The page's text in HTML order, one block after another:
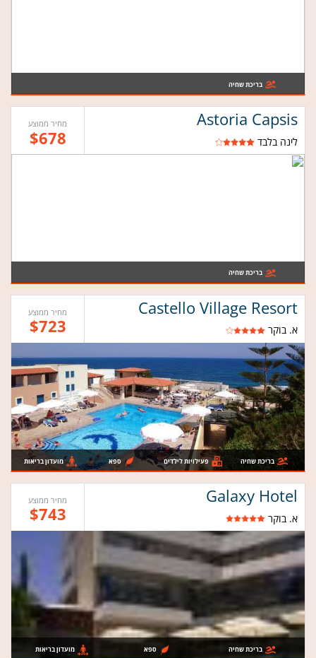
בריכת שחיה
Astoria Capsis
לינה בלבד
מחיר ממוצע
$678
בריכת שחיה
Castello Village Resort
א. בוקר
מחיר ממוצע
$723
בריכת שחיה פעילויות לילדים ספא מועדון בריאות
Galaxy Hotel
א. בוקר
מחיר ממוצע
$743
בריכת שחיה ספא מועדון בריאות